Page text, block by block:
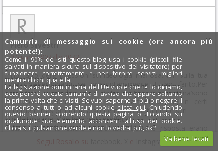
Piero Silvestri
9 Giugno 2007 alle 20:23
Ho fatto delle riflessioni sull’ideologia mafiosa.Non sulla tua
persona.Perdonami se involontariamente ti ho ferito.Per
quanto riguarda la ‘macchietta palermitana’sono
d’accordo,includendo me e te ovviamente,poichè in certi
momenti trasformiamo argomenti maledettamente seri
in diatribe macchiettistiche.E’un difetto
dei blog(con le lettere ai giornali i botta e risposta erano
talmente lunghi da divenire obsoleti),ma è anche il bello
x
Instagram
Camurrìa di messaggio sui cookie (ora ancora più
potente!):
Come il 90% dei siti questo blog usa i cookie (piccoli file
salvati in maniera sicura sul dispositivo del visitatore) per
funzionare correttamente e per fornire servizi migliori
mentre clicchi qua e là.
La legislazione comunitaria dell'Ue vuole che te lo diciamo,
ecco perché questa camurrìa di avviso che appare soltanto
la prima volta che ci visiti. Se vuoi saperne di più o negare il
consenso a tutti o ad alcuni cookie clicca qui. Chiudendo
questo banner, scorrendo questa pagina o cliccando su
qualunque suo elemento acconsenti all'uso dei cookie.
Clicca sul pulsantone verde e non lo vedrai più, ok?
Va bene, levati